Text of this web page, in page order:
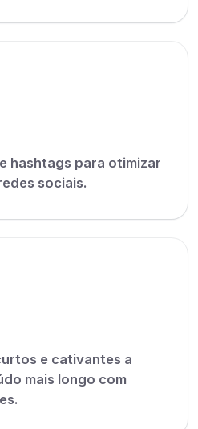
hashtags para otimizar
sociais.
e cativantes a
mais longo com